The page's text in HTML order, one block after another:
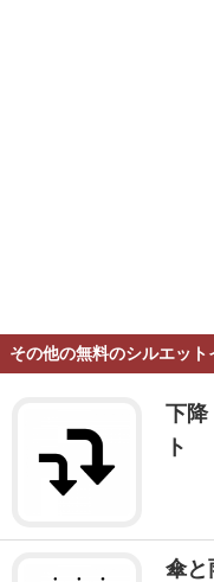
その他の無料のシルエット
下降
ト
傘と